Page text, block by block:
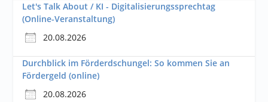
Let's Talk About / KI - Digitalisierungssprechtag
(Online-Veranstaltung)
20.08.2026
Durchblick im Förderdschungel: So kommen Sie an
Fördergeld (online)
20.08.2026